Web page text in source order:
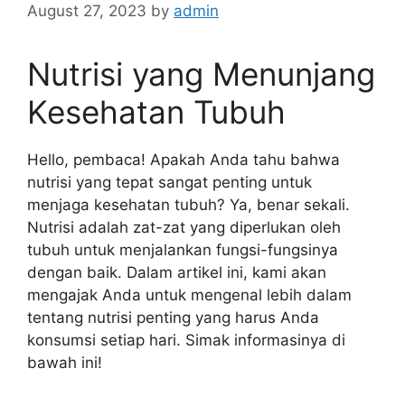
August 27, 2023 by admin
Nutrisi yang Menunjang
Kesehatan Tubuh
Hello, pembaca! Apakah Anda tahu bahwa
nutrisi yang tepat sangat penting untuk
menjaga kesehatan tubuh? Ya, benar sekali.
Nutrisi adalah zat-zat yang diperlukan oleh
tubuh untuk menjalankan fungsi-fungsinya
dengan baik. Dalam artikel ini, kami akan
mengajak Anda untuk mengenal lebih dalam
tentang nutrisi penting yang harus Anda
konsumsi setiap hari. Simak informasinya di
bawah ini!